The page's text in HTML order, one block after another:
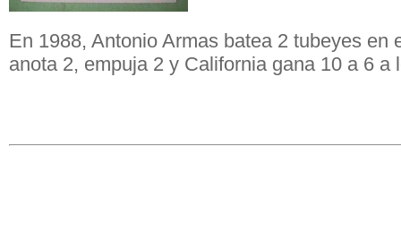
En 1988, Antonio Armas batea 2 tubeyes en
anota 2, empuja 2 y California gana 10 a 6 a